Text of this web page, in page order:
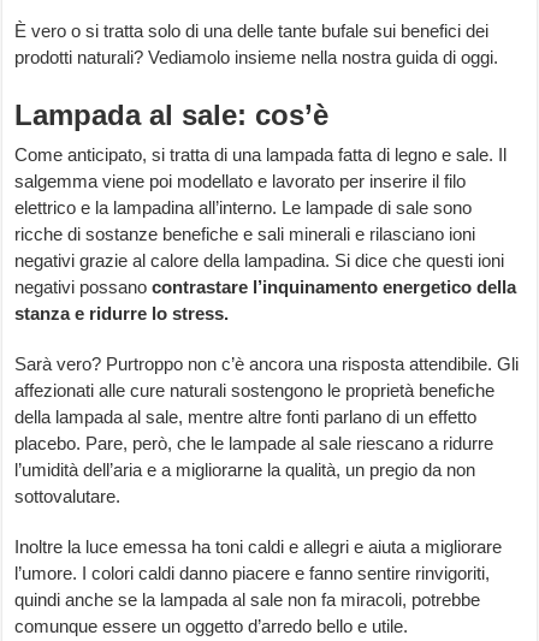
È vero o si tratta solo di una delle tante bufale sui benefici dei
prodotti naturali? Vediamolo insieme nella nostra guida di oggi.
Lampada al sale: cos’è
Come anticipato, si tratta di una lampada fatta di legno e sale. Il
salgemma viene poi modellato e lavorato per inserire il filo
elettrico e la lampadina all’interno. Le lampade di sale sono
ricche di sostanze benefiche e sali minerali e rilasciano ioni
negativi grazie al calore della lampadina. Si dice che questi ioni
negativi possanocontrastare l’inquinamento energetico della
stanza e ridurre lo stress.
Sarà vero? Purtroppo non c’è ancora una risposta attendibile. Gli
affezionati alle cure naturali sostengono le proprietà benefiche
della lampada al sale, mentre altre fonti parlano di un effetto
placebo. Pare, però, che le lampade al sale riescano a ridurre
l’umidità dell’aria e a migliorarne la qualità, un pregio da non
sottovalutare.
Inoltre la luce emessa ha toni caldi e allegri e aiuta a migliorare
l’umore. I colori caldi danno piacere e fanno sentire rinvigoriti,
quindi anche se la lampada al sale non fa miracoli, potrebbe
comunque essere un oggetto d’arredo bello e utile.